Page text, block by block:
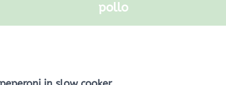
pollo